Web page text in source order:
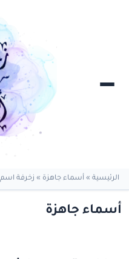
الرئيسية » أسماء جاهزة » زخرفة
أسماء جاهزة